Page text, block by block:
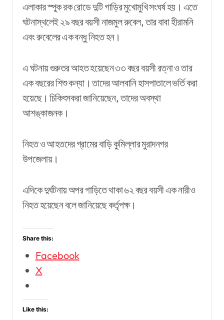
এলাকার স্পুক রক রোডে দুটি গাড়ির মুখোমুখি সংঘর্ষ হয়। এতে
ঘটনাস্থলেই ২৯ বছর বয়সী নাজমুল রুবেল, তার বাবা হীরামনি
এবং রুবেলের এক বন্ধু নিহত হন।
এ ঘটনায় গুরুতর আহত হয়েছেন ৩৩ বছর বয়সী রত্না ও তার
এক বছরের শিশু কন্যা। তাদের আলবানি হাসপাতালে ভর্তি করা
হয়েছে। চিকিৎসকরা জানিয়েছেন, তাদের অবস্থা
আশঙ্কাজনক।
নিহত ও আহতদের গ্রামের বাড়ি কুমিল্লার মুরাদনগর
উপজেলায়।
এদিকে দুর্ঘটনায় অপর গাড়িতে থাকা ৬২ বছর বয়সী এক নারীও
নিহত হয়েছেন বলে জানিয়েছে কর্তৃপক্ষ।
Share this:
Facebook
X
Like this: